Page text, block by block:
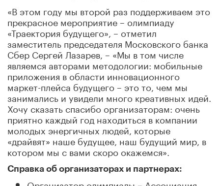
«В этом году мы второй раз поддерживаем это
прекрасное мероприятие – олимпиаду
«Траектория будущего», – отметил
заместитель председателя Московского банка
Сбер Сергей Лазарев, – «Мы в том числе
являемся авторами методологии: мобильные
приложения в области инновационного
маркет-плейса будущего – это то, чем мы
занимались и увидели много креативных идей.
Хочу сказать спасибо организаторам: очень
приятно каждый год находиться в компании
молодых энергичных людей, которые
«драйвят» наше будущее, наш будущий мир, в
котором мы с вами скоро окажемся».
Справка об организаторах и партнерах: